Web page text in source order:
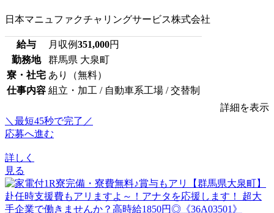
日本マニュファクチャリングサービス株式会社
給与 月収例351,000円
勤務地
群馬県 大泉町
寮・社宅 あり（無料）
仕事内容 組立・加工 / 自動車系工場 / 交替制
詳細を表示
＼最短45秒で完了／
応募へ進む
詳しく
見る